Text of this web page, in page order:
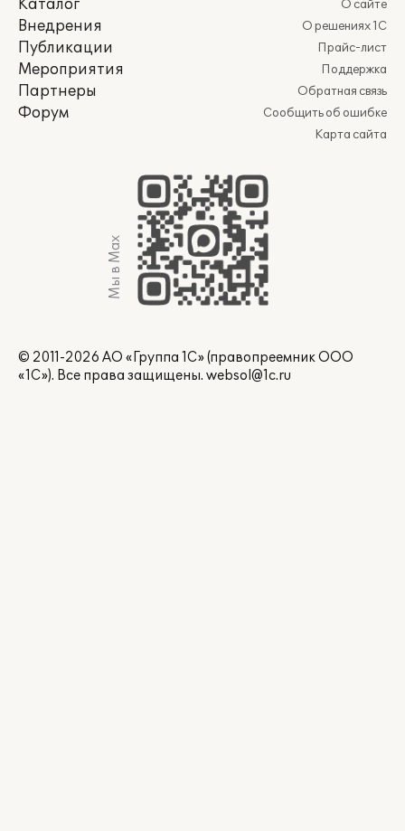
Каталог
Внедрения
Публикации
Мероприятия
Партнеры
Форум
О сайте
О решениях 1С
Прайс-лист
Поддержка
Обратная связь
Сообщить об ошибке
Карта сайта
Мы в Max
© 2011-2026 АО «Группа 1С» (правопреемник ООО
«1С»). Все права защищены. websol@1c.ru